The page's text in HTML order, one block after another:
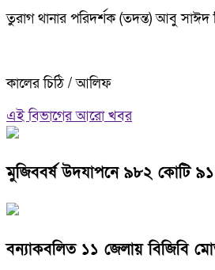
তুরাগ থানার পরিদর্শক (তদন্ত) আবু
কালের চিঠি / আলিফ
এই বিভাগের আরো খবর
মুজিববর্ষ উদযাপনে ৯৮২ কোটি
বন্যাকবলিত ১১ জেলায় বিজিবি